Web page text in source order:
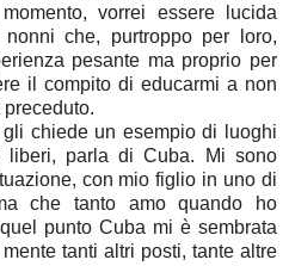
vorrei essere lucida
che, purtroppo per loro,
pesante ma proprio per
il compito di educarmi a non
chiede un esempio di luoghi
parla di Cuba. Mi sono
con mio figlio in uno di
che tanto amo quando ho
punto Cuba mi è sembrata
tanti altri posti, tante altre